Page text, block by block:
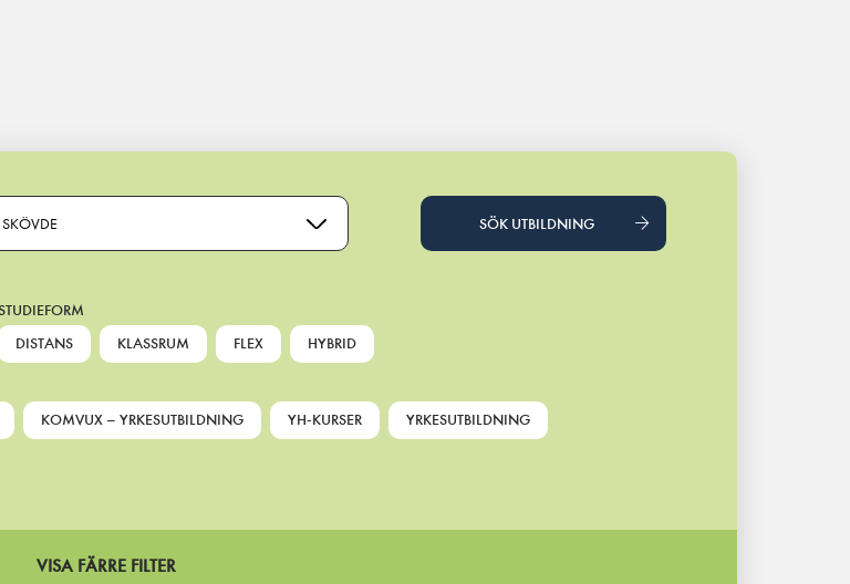
SKÖVDE SÖK UTBILDNING
DISTANS
KLASSRUM FLEX HYBRID
KOMVUX – YRKESUTBILDNING YH-KURSER YRKESUTBILDNING
VISA FÄRRE FILTER